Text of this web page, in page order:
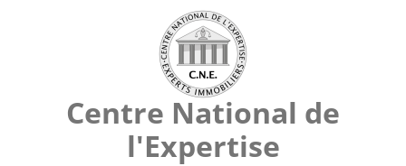
Centre National de
l'Expertise